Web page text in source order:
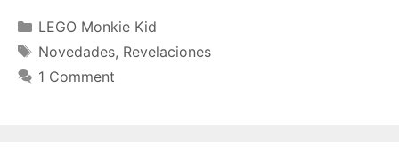
Categories
LEGO Monkie Kid
Tags
Novedades, Revelaciones
1 Comment